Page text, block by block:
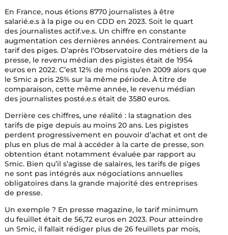
En France, nous étions 8770 journalistes à être
salarié.e.s à la pige ou en CDD en 2023. Soit le quart
des journalistes actif.ve.s. Un chiffre en constante
augmentation ces dernières années. Contrairement au
tarif des piges. D’après l’Observatoire des métiers de la
presse, le revenu médian des pigistes était de 1954
euros en 2022. C’est 12% de moins qu’en 2009 alors que
le Smic a pris 25% sur la même période. À titre de
comparaison, cette même année, le revenu médian
des journalistes posté.e.s était de 3580 euros.
Derrière ces chiffres, une réalité : la stagnation des
tarifs de pige depuis au moins 20 ans. Les pigistes
perdent progressivement en pouvoir d’achat et ont de
plus en plus de mal à accéder à la carte de presse, son
obtention étant notamment évaluée par rapport au
Smic. Bien qu’il s’agisse de salaires, les tarifs de piges
ne sont pas intégrés aux négociations annuelles
obligatoires dans la grande majorité des entreprises
de presse.
Un exemple ? En presse magazine, le tarif minimum
du feuillet était de 56,72 euros en 2023. Pour atteindre
un Smic, il fallait rédiger plus de 26 feuillets par mois,